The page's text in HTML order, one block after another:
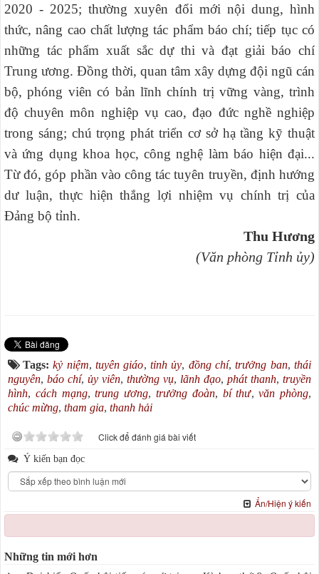
2020 - 2025; thường xuyên đổi mới nội dung, hình
thức, nâng cao chất lượng tác phẩm báo chí; tiếp tục có
những tác phẩm xuất sắc dự thi và đạt giải báo chí
Trung ương. Đồng thời, quan tâm xây dựng đội ngũ cán
bộ, phóng viên có bản lĩnh chính trị vững vàng, trình
độ chuyên môn nghiệp vụ cao, đạo đức nghề nghiệp
trong sáng; chú trọng phát triển cơ sở hạ tầng kỹ thuật
và ứng dụng khoa học, công nghệ làm báo hiện đại...
Từ đó, góp phần vào công tác tuyên truyền, định hướng
dư luận, thực hiện thắng lợi nhiệm vụ chính trị của
Đảng bộ tỉnh.
Thu Hương
(Văn phòng Tỉnh ủy)
Tags:kỷ niệm,tuyên giáo, tỉnh ủy, đồng chí,trưởng ban,thái
nguyên, báo chí, ủy viên, thường vụ, lãnh đạo, phát thanh, truyền
hình, cách mạng,trung ương,trưởng đoàn, bí thư,văn phòng,
chúc mừng, tham gia, thanh hải
Click để đánh giá bài viết
Ý kiến bạn đọc
Ẩn/Hiện ý kiến
Những tin mới hơn